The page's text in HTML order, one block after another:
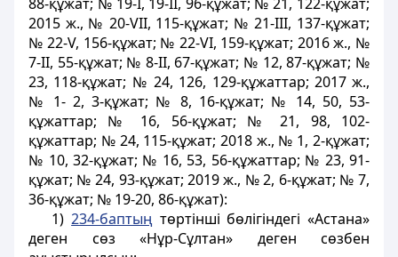
2015 ж., № 20-VІІ, 115-құжат; № 21-ІІІ, 137-құжат;
№ 22-V, 156-құжат; № 22-VІ, 159-құжат; 2016 ж., №
7-ІІ, 55-құжат; № 8-ІІ, 67-құжат; № 12, 87-құжат; №
23, 118-құжат; № 24, 126, 129-құжаттар; 2017 ж.,
№ 1- 2, 3-құжат; № 8, 16-құжат; № 14, 50, 53-
құжаттар; № 16, 56-құжат; № 21, 98, 102-
құжаттар; № 24, 115-құжат; 2018 ж., № 1, 2-құжат;
№ 10, 32-құжат; № 16, 53, 56-құжаттар; № 23, 91-
құжат; № 24, 93-құжат; 2019 ж., № 2, 6-құжат; № 7,
36-құжат; № 19-20, 86-құжат):
1)234-баптың төртінші бөлігіндегі «Астана»
деген сөз «Нұр-Сұлтан» деген сөзбен